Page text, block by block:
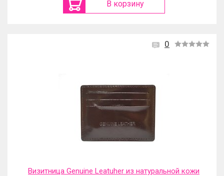
В корзину
0
Визитница Genuine Leatuher из натуральной кожи